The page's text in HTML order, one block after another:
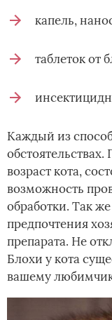
капель,
таблеток от
Каждый из
возраст кота,
возможность
обработки. Так
предпочтения
препарата. Не
Блохи у кота
вашему